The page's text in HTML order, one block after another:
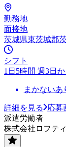
勤務地
面接地
茨城県東茨城郡
シフト
1日5時間 週3日
まかないあ
詳細を見る
応募
派遣労働者
株式会社ロフテ